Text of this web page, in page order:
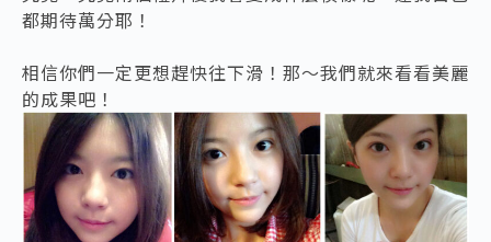
都期待萬分耶！
相信你們一定更想趕快往下滑！那～我們就來看看美麗
的成果吧！